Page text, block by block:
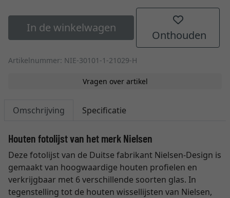
In de winkelwagen
Onthouden
Artikelnummer: NIE-30101-1-21029-H
Vragen over artikel
Omschrijving Specificatie
Houten fotolijst van het merk Nielsen
Deze fotolijst van de Duitse fabrikant Nielsen-Design is
gemaakt van hoogwaardige houten profielen en
verkrijgbaar met 6 verschillende soorten glas. In
tegenstelling tot de houten wissellijsten van Nielsen,